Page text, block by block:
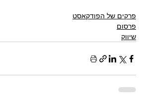
פרקים של הפודקאסט
פרסום
שיווק